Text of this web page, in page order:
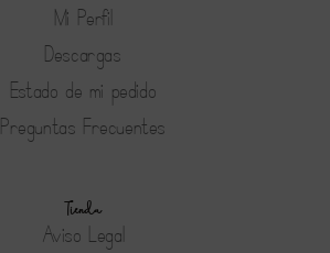
Mi Perfil
Descargas
Estado de mi pedido
Preguntas Frecuentes
Tienda
Aviso Legal